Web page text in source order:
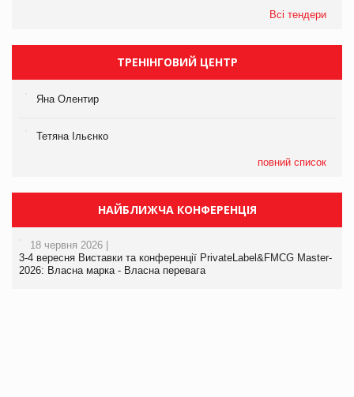
Всі тендери
ТРЕНІНГОВИЙ ЦЕНТР
Яна Олентир
Тетяна Ільєнко
повний список
НАЙБЛИЖЧА КОНФЕРЕНЦІЯ
18 червня 2026 |
3-4 вересня Виставки та конференції PrivateLabel&FMCG Master-
2026: Власна марка - Власна перевага